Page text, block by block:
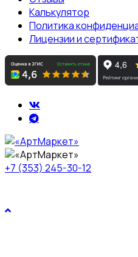
Калькулятор
Политика
Лицензии и
+7 (353) 245-30-12